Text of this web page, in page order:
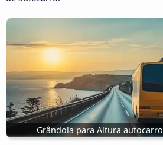
Grândola para Altura autocarro